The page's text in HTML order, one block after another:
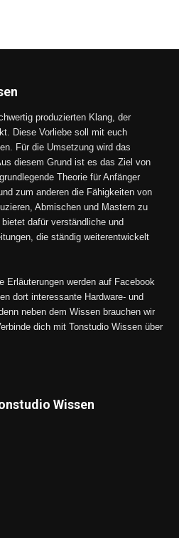
produzierten Klang, der
Diese Vorliebe soll mit euch
Für die Umsetzung wird das
diesem Grund ist es das Ziel von
Theorie für Anfänger
zum anderen die Fähigkeiten von
Abmischen und Mastern zu
dafür verständliche und
die ständig weiterentwickelt
Erläuterungen werden auf Facebook
dort interessante Hardware- und
neben dem Wissen brauchen wir
dich mit Tonstudio Wissen über
Wissen